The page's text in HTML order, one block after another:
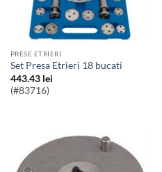
PRESE ETRIERI
Set Presa Etrieri 18 bucati
443.43 lei
(#83716)